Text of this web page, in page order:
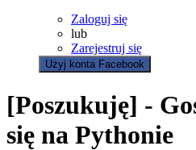
Zaloguj się
lub
Zarejestruj się
Użyj konta Facebook
[Poszukuję] -
się na Pythonie